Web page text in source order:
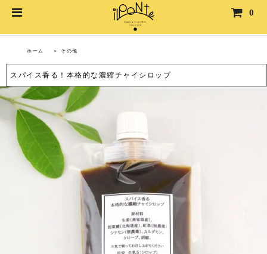
0
ホーム ＞ その他
スパイス香る！本格的な濃縮チャイシロップ